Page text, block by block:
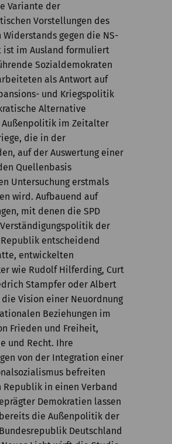
Variante der
Vorstellungen des
Widerstands gegen die NS-
ist im Ausland formuliert
Sozialdemokraten
als Antwort auf
und Kriegspolitik
Alternative
Außenpolitik im Zeitalter
die in der
auf der Auswertung einer
Quellenbasis
Untersuchung erstmals
wird. Aufbauend auf
mit denen die SPD
der
entscheidend
entwickelten
wie Rudolf Hilferding, Curt
Stampfer oder Albert
die Vision einer Neuordnung
Beziehungen im
Frieden und Freiheit,
und Recht. Ihre
von der Integration einer
befreiten
Republik in einen Verband
Demokratien lassen
die Außenpolitik der
Deutschland